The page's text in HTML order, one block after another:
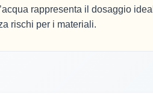
rappresenta il dosaggio
rischi per i materiali.